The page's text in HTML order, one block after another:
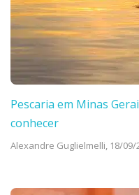
Pescaria em Minas
conhecer
Alexandre Guglielmelli, 18/09/